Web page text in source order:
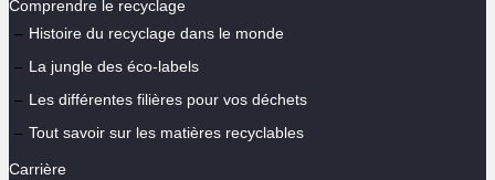
Comprendre le recyclage
Histoire du recyclage dans le monde
La jungle des éco-labels
Les différentes filières pour vos déchets
Tout savoir sur les matières recyclables
Carrière